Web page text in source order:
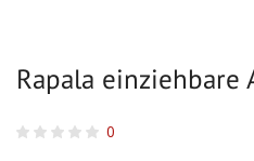
Rapala einziehbare
0